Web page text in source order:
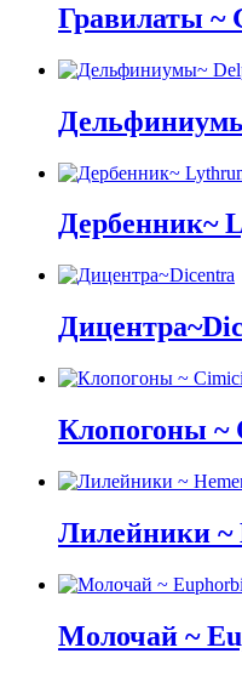
Гравилаты ~
Дербенник~
Клопогоны ~
Лилейники ~
Молочай ~